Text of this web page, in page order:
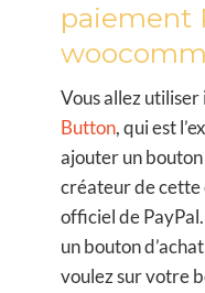
paiement
Vous allez utiliser
Button, qui est
ajouter un bouton
créateur de cette
officiel de
un bouton
voulez sur votre